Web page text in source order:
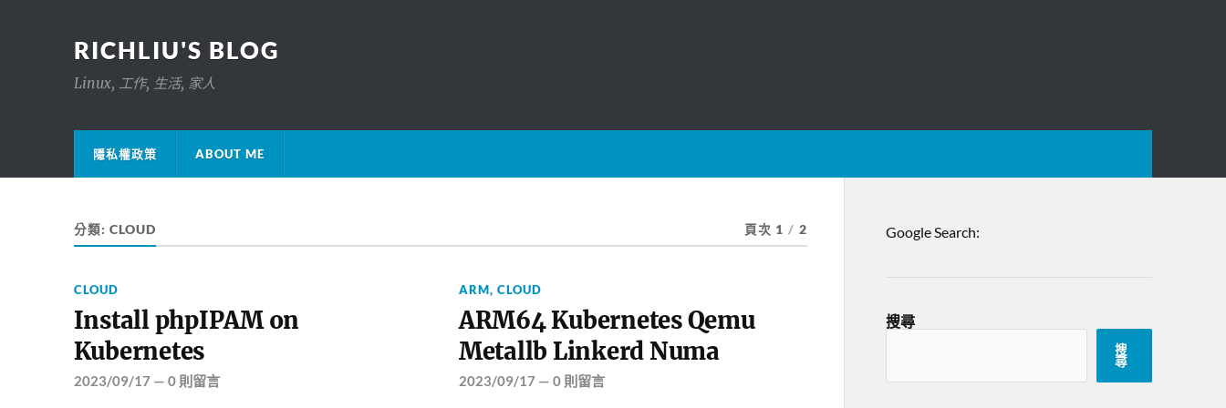
RICHLIU'S BLOG
Linux, 工作, 生活, 家人
隱私權政策 ABOUT ME
分類: CLOUD 頁次 1 / 2
CLOUD
Install phpIPAM on
Kubernetes
2023/09/17— 0 則留言
ARM, CLOUD
ARM64 Kubernetes Qemu
Metallb Linkerd Numa
2023/09/17— 0 則留言
Google Search:
搜尋
搜
尋